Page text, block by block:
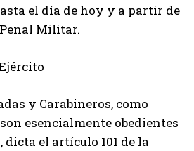
el día de hoy y a partir de
Militar.
y Carabineros, como
esencialmente obedientes
dicta el artículo 101 de la